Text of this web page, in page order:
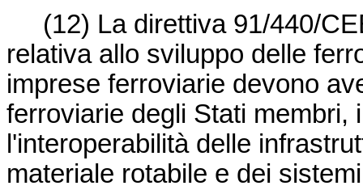
(12) La direttiva 91/440/
relativa allo sviluppo delle
imprese ferroviarie devono
ferroviarie degli Stati membri,
l'interoperabilità delle
materiale rotabile e dei